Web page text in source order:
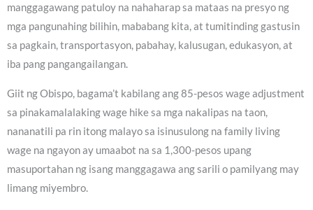
manggagawang patuloy na nahaharap sa mataas na presyo ng
mga pangunahing bilihin, mababang kita, at tumitinding gastusin
sa pagkain, transportasyon, pabahay, kalusugan, edukasyon, at
iba pang pangangailangan.
Giit ng Obispo, bagama’t kabilang ang 85-pesos wage adjustment
sa pinakamalalaking wage hike sa mga nakalipas na taon,
nananatili pa rin itong malayo sa isinusulong na family living
wage na ngayon ay umaabot na sa 1,300-pesos upang
masuportahan ng isang manggagawa ang sarili o pamilyang may
limang miyembro.